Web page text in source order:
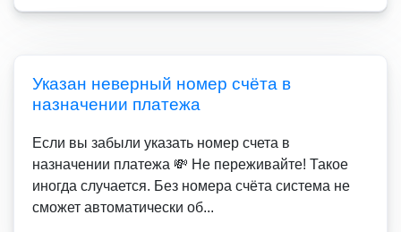
Указан неверный номер счёта в
назначении платежа
Если вы забыли указать номер счета в
назначении платежа 💸 Не переживайте! Такое
иногда случается. Без номера счёта система не
сможет автоматически об...